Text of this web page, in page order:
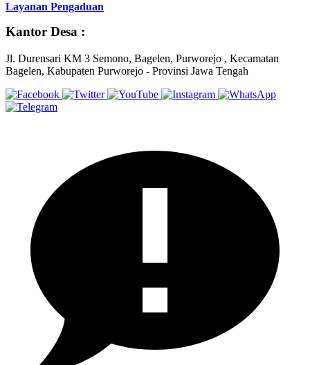
Layanan Pengaduan
Kantor Desa :
Jl. Durensari KM 3 Semono, Bagelen, Purworejo , Kecamatan
Bagelen, Kabupaten Purworejo - Provinsi Jawa Tengah